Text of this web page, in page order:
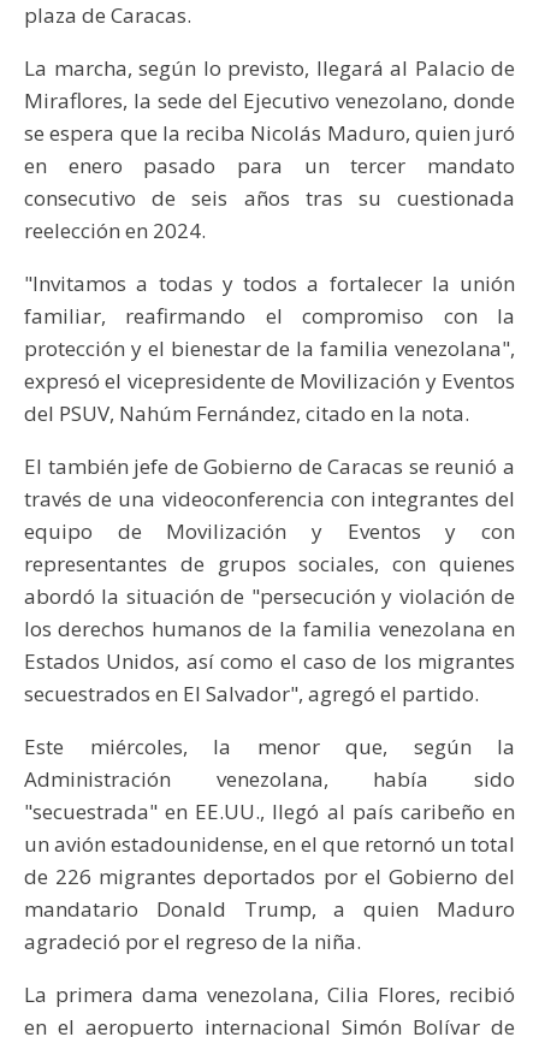
plaza de Caracas.
La marcha, según lo previsto, llegará al Palacio de
Miraflores, la sede del Ejecutivo venezolano, donde
se espera que la reciba Nicolás Maduro, quien juró
en enero pasado para un tercer mandato
consecutivo de seis años tras su cuestionada
reelección en 2024.
"Invitamos a todas y todos a fortalecer la unión
familiar, reafirmando el compromiso con la
protección y el bienestar de la familia venezolana",
expresó el vicepresidente de Movilización y Eventos
del PSUV, Nahúm Fernández, citado en la nota.
El también jefe de Gobierno de Caracas se reunió a
través de una videoconferencia con integrantes del
equipo de Movilización y Eventos y con
representantes de grupos sociales, con quienes
abordó la situación de "persecución y violación de
los derechos humanos de la familia venezolana en
Estados Unidos, así como el caso de los migrantes
secuestrados en El Salvador", agregó el partido.
Este miércoles, la menor que, según la
Administración venezolana, había sido
"secuestrada" en EE.UU., llegó al país caribeño en
un avión estadounidense, en el que retornó un total
de 226 migrantes deportados por el Gobierno del
mandatario Donald Trump, a quien Maduro
agradeció por el regreso de la niña.
La primera dama venezolana, Cilia Flores, recibió
en el aeropuerto internacional Simón Bolívar de